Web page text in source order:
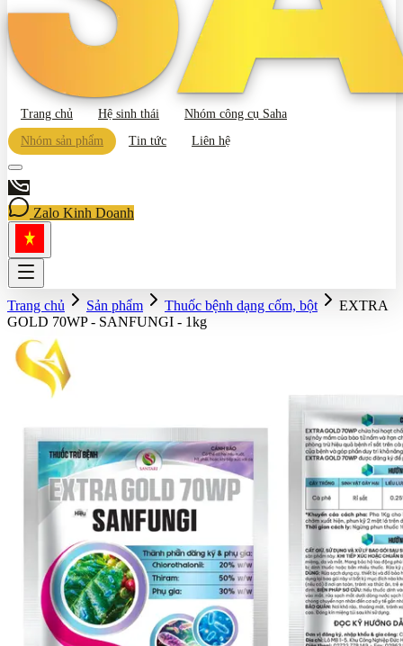
Trang chủ Hệ sinh thái
Nhóm công cụ Saha
Nhóm sản phẩm
Tin tức Liên hệ
Zalo Kinh Doanh
Trang chủ Sản phẩm Thuốc bệnh dạng cốm, bột
EXTRA
GOLD 70WP - SANFUNGI - 1kg